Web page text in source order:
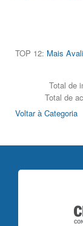
TOP 12: Mais
Total de
Total de
Voltar à Categoria